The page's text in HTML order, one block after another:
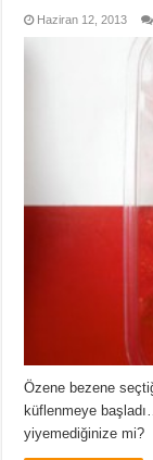
Haziran 12, 2013
Özene bezene
küflenmeye
yiyemediğinize mi?